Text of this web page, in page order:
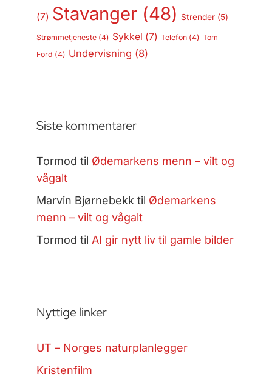
(7) Stavanger(48) Strender(5)
Strømmetjeneste(4) Sykkel (7) Telefon(4) Tom
Ford (4) Undervisning (8)
Siste kommentarer
Tormod til Ødemarkens menn – vilt og
vågalt
Marvin Bjørnebekk til Ødemarkens
menn – vilt og vågalt
Tormod til AI gir nytt liv til gamle bilder
Nyttige linker
UT – Norges naturplanlegger
Kristenfilm